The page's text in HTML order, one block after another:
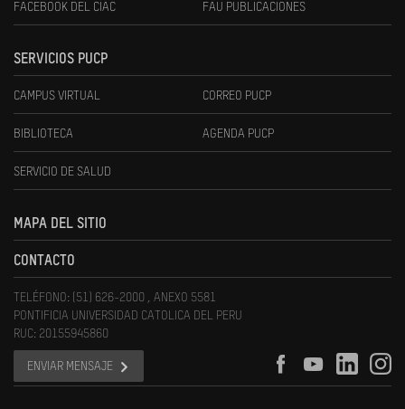
FACEBOOK DEL CIAC FAU PUBLICACIONES
SERVICIOS PUCP
CAMPUS VIRTUAL CORREO PUCP
BIBLIOTECA AGENDA PUCP
SERVICIO DE SALUD
MAPA DEL SITIO
CONTACTO
TELÉFONO: (51) 626-2000 , ANEXO 5581
PONTIFICIA UNIVERSIDAD CATOLICA DEL PERU
RUC: 20155945860
ENVIAR MENSAJE